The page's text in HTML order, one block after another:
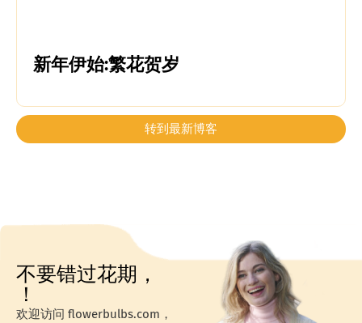
新年伊始:繁花贺岁
转到最新博客
不要错过花期，
！
欢迎访问 flowerbulbs.com，